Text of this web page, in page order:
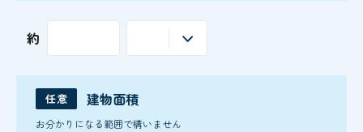
約
任意 建物面積
お分かりになる範囲で構いません